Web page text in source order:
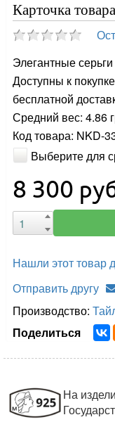
Карточка товара
Элегантные
Доступны к
бесплатной
Средний вес: 4.86
Код товара: NKD-
Выберите для
8 300
Нашли этот
Отправить другу
Производство:
Поделиться
На